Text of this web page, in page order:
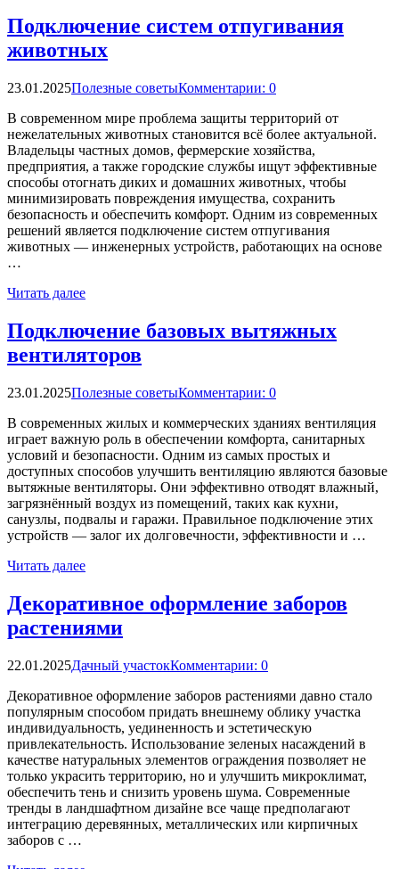
Подключение систем отпугивания
животных
23.01.2025Полезные советыКомментарии: 0
В современном мире проблема защиты территорий от
нежелательных животных становится всё более актуальной.
Владельцы частных домов, фермерские хозяйства,
предприятия, а также городские службы ищут эффективные
способы отогнать диких и домашних животных, чтобы
минимизировать повреждения имущества, сохранить
безопасность и обеспечить комфорт. Одним из современных
решений является подключение систем отпугивания
животных — инженерных устройств, работающих на основе
…
Читать далее
Подключение базовых вытяжных
вентиляторов
23.01.2025Полезные советыКомментарии: 0
В современных жилых и коммерческих зданиях вентиляция
играет важную роль в обеспечении комфорта, санитарных
условий и безопасности. Одним из самых простых и
доступных способов улучшить вентиляцию являются базовые
вытяжные вентиляторы. Они эффективно отводят влажный,
загрязнённый воздух из помещений, таких как кухни,
санузлы, подвалы и гаражи. Правильное подключение этих
устройств — залог их долговечности, эффективности и …
Читать далее
Декоративное оформление заборов
растениями
22.01.2025Дачный участокКомментарии: 0
Декоративное оформление заборов растениями давно стало
популярным способом придать внешнему облику участка
индивидуальность, уединенность и эстетическую
привлекательность. Использование зеленых насаждений в
качестве натуральных элементов ограждения позволяет не
только украсить территорию, но и улучшить микроклимат,
обеспечить тень и снизить уровень шума. Современные
тренды в ландшафтном дизайне все чаще предполагают
интеграцию деревянных, металлических или кирпичных
заборов с …